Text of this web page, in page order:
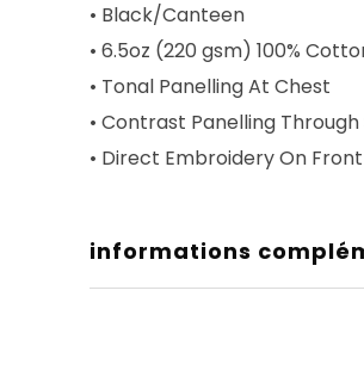
• Black/Canteen
• 6.5oz (220 gsm) 100%
• Tonal Panelling At Chest
• Contrast Panelling
• Direct Embroidery On Front
informations